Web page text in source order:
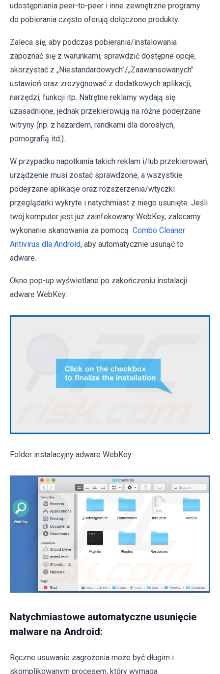
udostępniania peer-to-peer i inne zewnętrzne programy
do pobierania często oferują dołączone produkty.
Zaleca się, aby podczas pobierania/instalowania
zapoznać się z warunkami, sprawdzić dostępne opcje,
skorzystać z „Niestandardowych"/„Zaawansowanych"
ustawień oraz zrezygnować z dodatkowych aplikacji,
narzędzi, funkcji itp. Natrętne reklamy wydają się
uzasadnione, jednak przekierowują na różne podejrzane
witryny (np. z hazardem, randkami dla dorosłych,
pornografią itd.).
W przypadku napotkania takich reklam i/lub przekierowań,
urządzenie musi zostać sprawdzone, a wszystkie
podejrzane aplikacje oraz rozszerzenia/wtyczki
przeglądarki wykryte i natychmiast z niego usunięte. Jeśli
twój komputer jest już zainfekowany WebKey, zalecamy
wykonanie skanowania za pomocą Combo Cleaner
Antivirus dla Android, aby automatycznie usunąć to
adware.
Okno pop-up wyświetlane po zakończeniu instalacji
adware WebKey:
Folder instalacyjny adware WebKey:
Natychmiastowe automatyczne usunięcie
malware na Android:
Ręczne usuwanie zagrożenia może być długim i
skomplikowanym procesem, który wymaga